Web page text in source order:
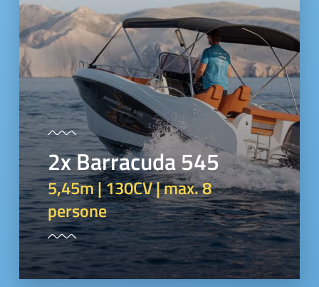
2x Barracuda 545
5,45m | 130CV | max. 8
persone